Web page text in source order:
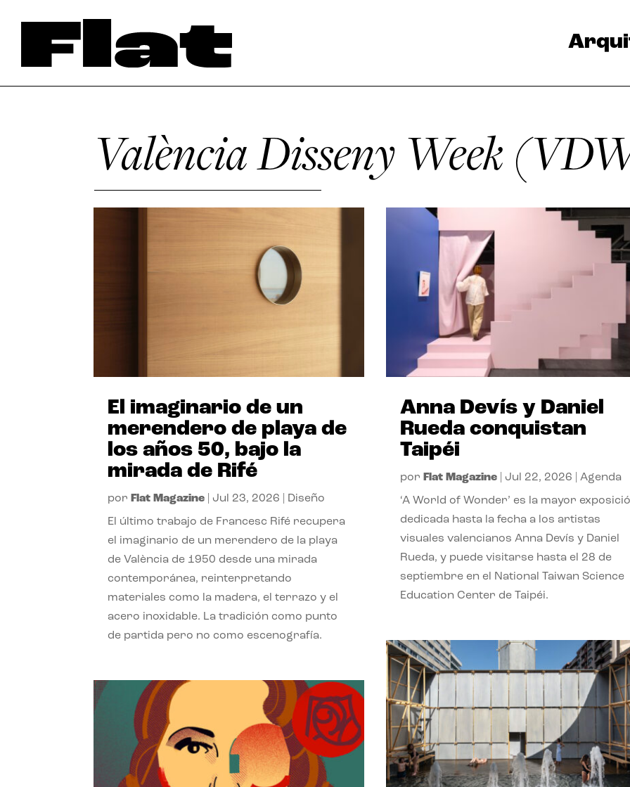
València Disseny Week
El imaginario de un
merendero de playa de
los años 50, bajo la
mirada de Rifé
por Flat Magazine Jul 23, 2026 Diseño
El último trabajo de Francesc Rifé recupera
el imaginario de un merendero de la playa
de València de 1950 desde una mirada
contemporánea, reinterpretando
materiales como la madera, el terrazo y el
acero inoxidable. La tradición como punto
de partida pero no como escenografía.
Anna Devís y Daniel
Rueda conquistan
Taipéi
por Flat Magazine| Jul 22, 2026 Agenda
‘A World of Wonder’ es la mayor
dedicada hasta la fecha a los artistas
visuales valencianos Anna Devís y Daniel
Rueda, y puede visitarse hasta el 28 de
septiembre en el National Taiwan Science
Education Center de Taipéi.